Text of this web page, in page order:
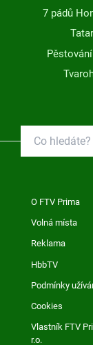
7 pádů
O FTV Prima
Volná místa
Reklama
HbbTV
Podmínky
Cookies
Vlastník FTV
r.o.